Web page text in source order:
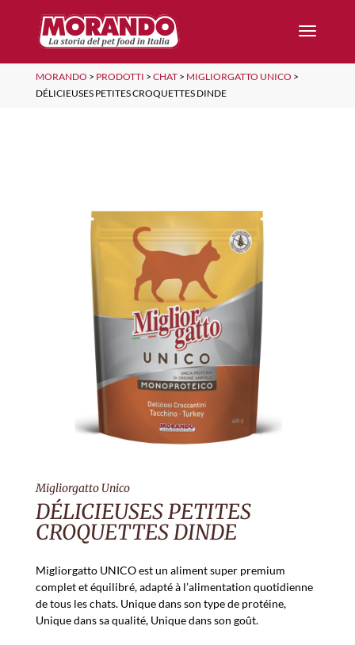
MORANDO > PRODOTTI > CHAT> MIGLIORGATTO UNICO >
DÉLICIEUSES PETITES CROQUETTES DINDE
Migliorgatto Unico
DÉLICIEUSES PETITES
CROQUETTES DINDE
Migliorgatto UNICO est un aliment super premium
complet et équilibré, adapté à l’alimentation quotidienne
de tous les chats. Unique dans son type de protéine,
Unique dans sa qualité, Unique dans son goût.